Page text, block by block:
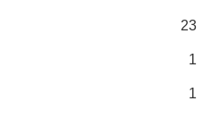
23
1
1